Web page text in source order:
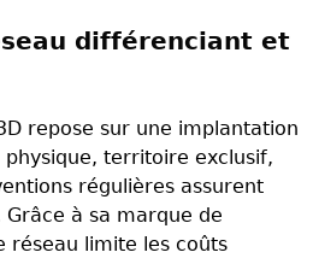
différenciant et
repose sur une implantation
territoire exclusif,
régulières assurent
à sa marque de
réseau limite les coûts